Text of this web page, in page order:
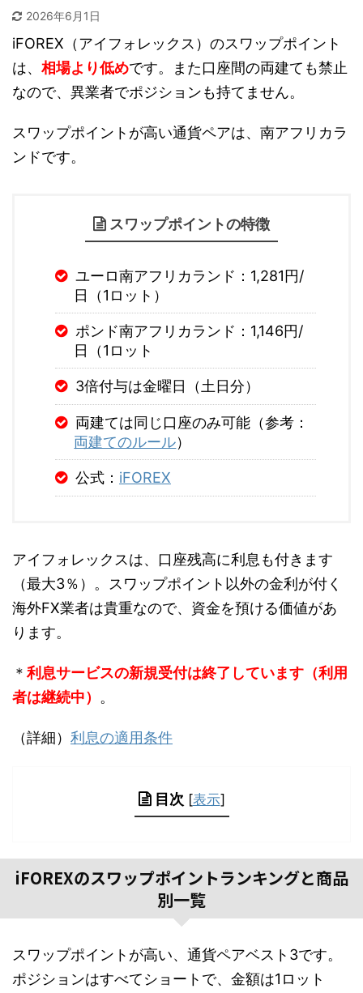
2026年6月1日
iFOREX（アイフォレックス）のスワップポイント
は、 相場より低めです。また口座間の両建ても禁止
なので、異業者でポジションも持てません。
スワップポイントが高い通貨ペアは、南アフリカラ
ンドです。
スワップポイントの特徴
ユーロ南アフリカランド：1,281円/
日（1ロット）
ポンド南アフリカランド：1,146円/
日（1ロット
3倍付与は金曜日（土日分）
両建ては同じ口座のみ可能（参考：
両建てのルール）
公式： iFOREX
アイフォレックスは、口座残高に利息も付きます
（最大3％）。スワップポイント以外の金利が付く
海外FX業者は貴重なので、資金を預ける価値があ
ります。
＊利息サービスの新規受付は終了しています（利用
者は継続中） 。
（詳細） 利息の適用条件
目次 [表示]
iFOREXのスワップポイントランキングと商品
別一覧
スワップポイントが高い、通貨ペアベスト3です。
ポジションはすべてショートで、金額は1ロット